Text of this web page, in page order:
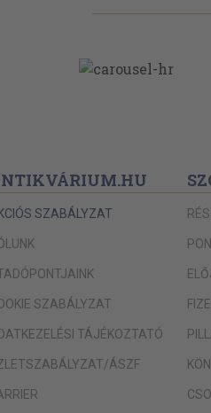
SZABÁLYZAT
SZABÁLYZAT
TÁJÉKOZTATÓ
ÁSZF